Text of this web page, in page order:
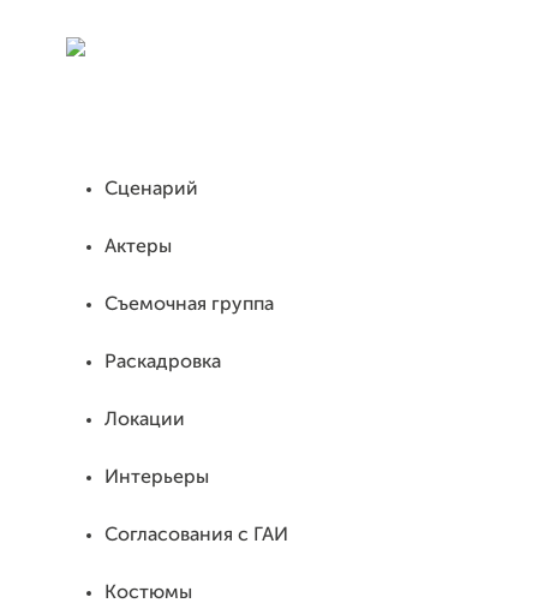
Сценарий
Актеры
Съемочная группа
Раскадровка
Локации
Интерьеры
Согласования с ГАИ
Костюмы